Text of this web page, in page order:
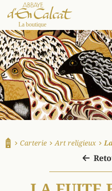
La boutique d'en Calcat
Carterie Art religieux